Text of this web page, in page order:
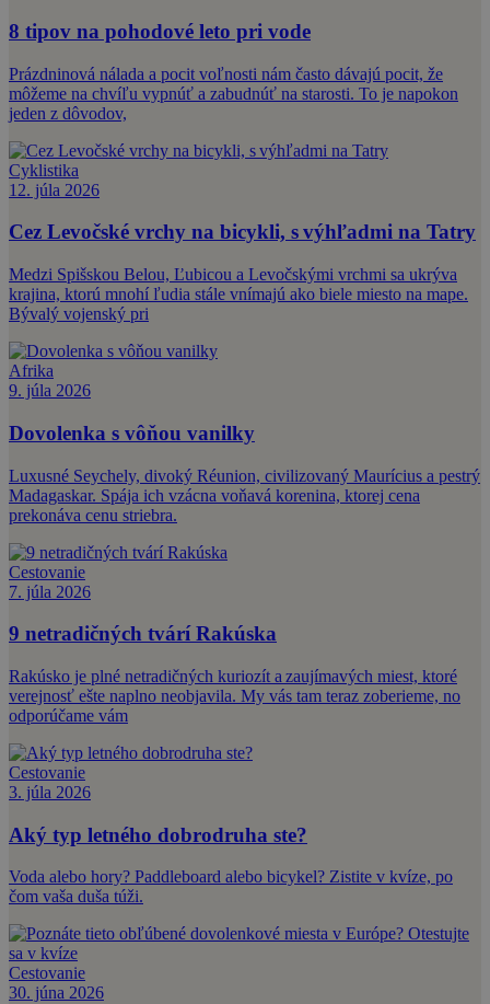
8 tipov na pohodové leto pri vode
Prázdninová nálada a pocit voľnosti nám často dávajú pocit, že
môžeme na chvíľu vypnúť a zabudnúť na starosti. To je napokon
jeden z dôvodov,
Cyklistika
12. júla 2026
Cez Levočské vrchy na bicykli, s výhľadmi na Tatry
Medzi Spišskou Belou, Ľubicou a Levočskými vrchmi sa ukrýva
krajina, ktorú mnohí ľudia stále vnímajú ako biele miesto na mape.
Bývalý vojenský pri
Afrika
9. júla 2026
Dovolenka s vôňou vanilky
Luxusné Seychely, divoký Réunion, civilizovaný Maurícius a pestrý
Madagaskar. Spája ich vzácna voňavá korenina, ktorej cena
prekonáva cenu striebra.
Cestovanie
7. júla 2026
9 netradičných tvárí Rakúska
Rakúsko je plné netradičných kuriozít a zaujímavých miest, ktoré
verejnosť ešte naplno neobjavila. My vás tam teraz zoberieme, no
odporúčame vám
Cestovanie
3. júla 2026
Aký typ letného dobrodruha ste?
Voda alebo hory? Paddleboard alebo bicykel? Zistite v kvíze, po
čom vaša duša túži.
Cestovanie
30. júna 2026